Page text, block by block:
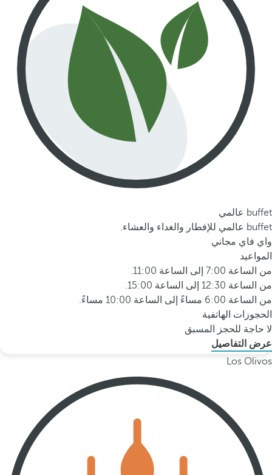
buffet عالمي
buffet عالمي للإفطار والغداء والعشاء.
واي فاي مجاني
المواعيد
من الساعة 7:00 إلى الساعة 11:00.
من الساعة 12:30 إلى الساعة 15:00.
من الساعة 6:00 مساءً إلى الساعة 10:00 مساءً.
الحجوزات الهاتفية
لا حاجة للحجز المسبق
عرض التفاصيل
Los Olivos